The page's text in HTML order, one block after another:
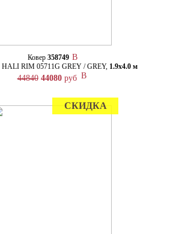
Ковер 358749
RIM 05711G GREY / GREY, 1.9х4.0 м
44840 44080руб
СКИДКА